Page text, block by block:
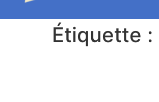
Étiquette :